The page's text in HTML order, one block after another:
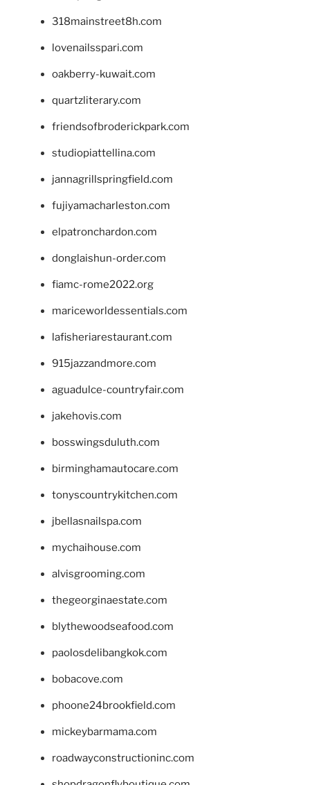
318mainstreet8h.com
lovenailsspari.com
oakberry-kuwait.com
quartzliterary.com
friendsofbroderickpark.com
studiopiattellina.com
jannagrillspringfield.com
fujiyamacharleston.com
elpatronchardon.com
donglaishun-order.com
fiamc-rome2022.org
mariceworldessentials.com
lafisheriarestaurant.com
915jazzandmore.com
aguadulce-countryfair.com
jakehovis.com
bosswingsduluth.com
birminghamautocare.com
tonyscountrykitchen.com
jbellasnailspa.com
mychaihouse.com
alvisgrooming.com
thegeorginaestate.com
blythewoodseafood.com
paolosdelibangkok.com
bobacove.com
phoone24brookfield.com
mickeybarmama.com
roadwayconstructioninc.com